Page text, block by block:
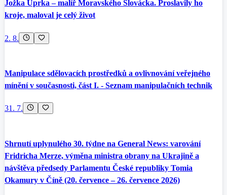
Jožka Uprka – malíř Moravského Slovácka. Proslavily ho
kroje, maloval je celý život
2. 8.
Manipulace sdělovacích prostředků a ovlivnování veřejného
mínění v současnosti, část I. - Seznam manipulačních technik
31. 7.
Shrnutí uplynulého 30. týdne na General News: varování
Fridricha Merze, výměna ministra obrany na Ukrajině a
návštěva předsedy Parlamentu České republiky Tomia
Okamury v Číně (20. července – 26. července 2026)